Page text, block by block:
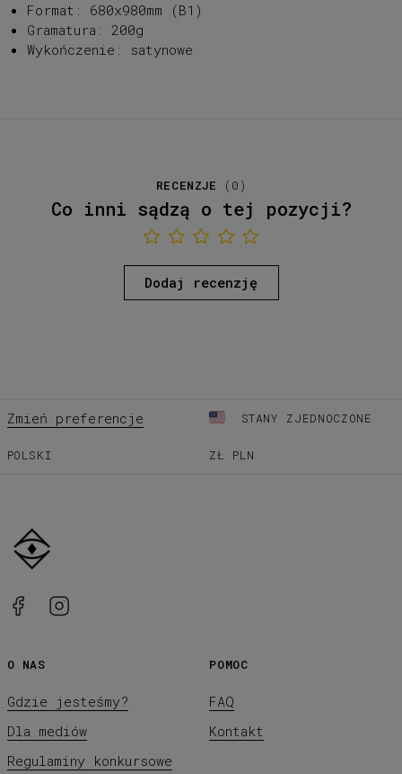
Format: 680x980mm (B1)
Gramatura: 200g
Wykończenie: satynowe
RECENZJE ( 0 )
Co inni sądzą o tej pozycji?
Dodaj recenzję
Zmień preferencje STANY ZJEDNOCZONE
POLSKI ZŁ PLN
O NAS
Gdzie jesteśmy?
Dla mediów
Regulaminy konkursowe
POMOC
FAQ
Kontakt